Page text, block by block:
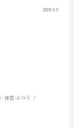
2024.9.9
体型:ふつう